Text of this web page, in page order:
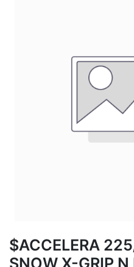
$ACCELERA
SNOW X-GRIP